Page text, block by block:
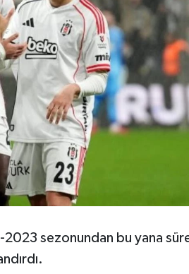
2023 sezonundan bu yana